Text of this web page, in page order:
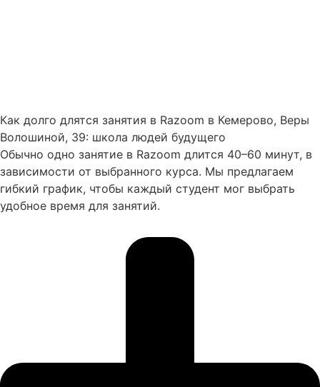
Как долго длятся занятия в Razoom в Кемерово, Веры
Волошиной, 39: школа людей будущего
Обычно одно занятие в Razoom длится 40–60 минут, в
зависимости от выбранного курса. Мы предлагаем
гибкий график, чтобы каждый студент мог выбрать
удобное время для занятий.